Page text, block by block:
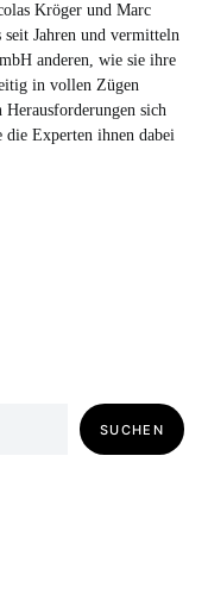
Kröger und Marc
seit Jahren und vermitteln
anderen, wie sie ihre
in vollen Zügen
sich
die Experten ihnen dabei
SUCHEN